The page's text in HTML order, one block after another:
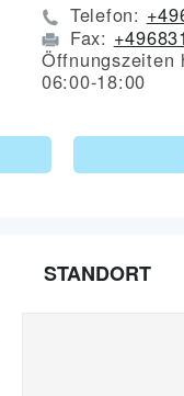
Telefon:
Fax: +496831
Öffnungszeiten
06:00-18:00
STANDORT